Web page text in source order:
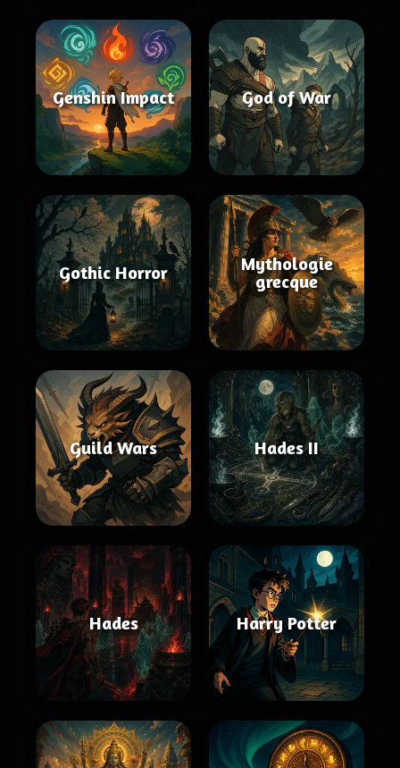
Genshin Impact God of War
Gothic Horror
Mythologie
grecque
Guild Wars Hades II
Hades Harry Potter